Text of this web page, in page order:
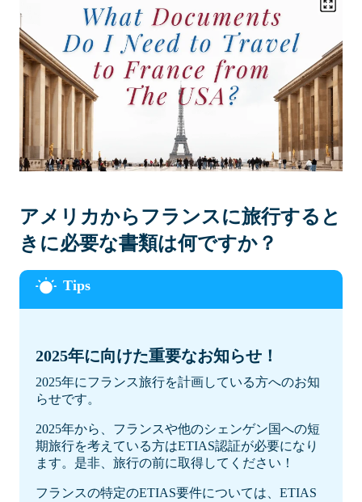
アメリカからフランスに旅行すると
きに必要な書類は何ですか？
2025年に向けた重要なお知らせ！
2025年にフランス旅行を計画している方へのお知
らせです。
2025年から、フランスや他のシェンゲン国への短
期旅行を考えている方はETIAS認証が必要になり
ます。是非、旅行の前に取得してください！
フランスの特定のETIAS要件については、ETIAS